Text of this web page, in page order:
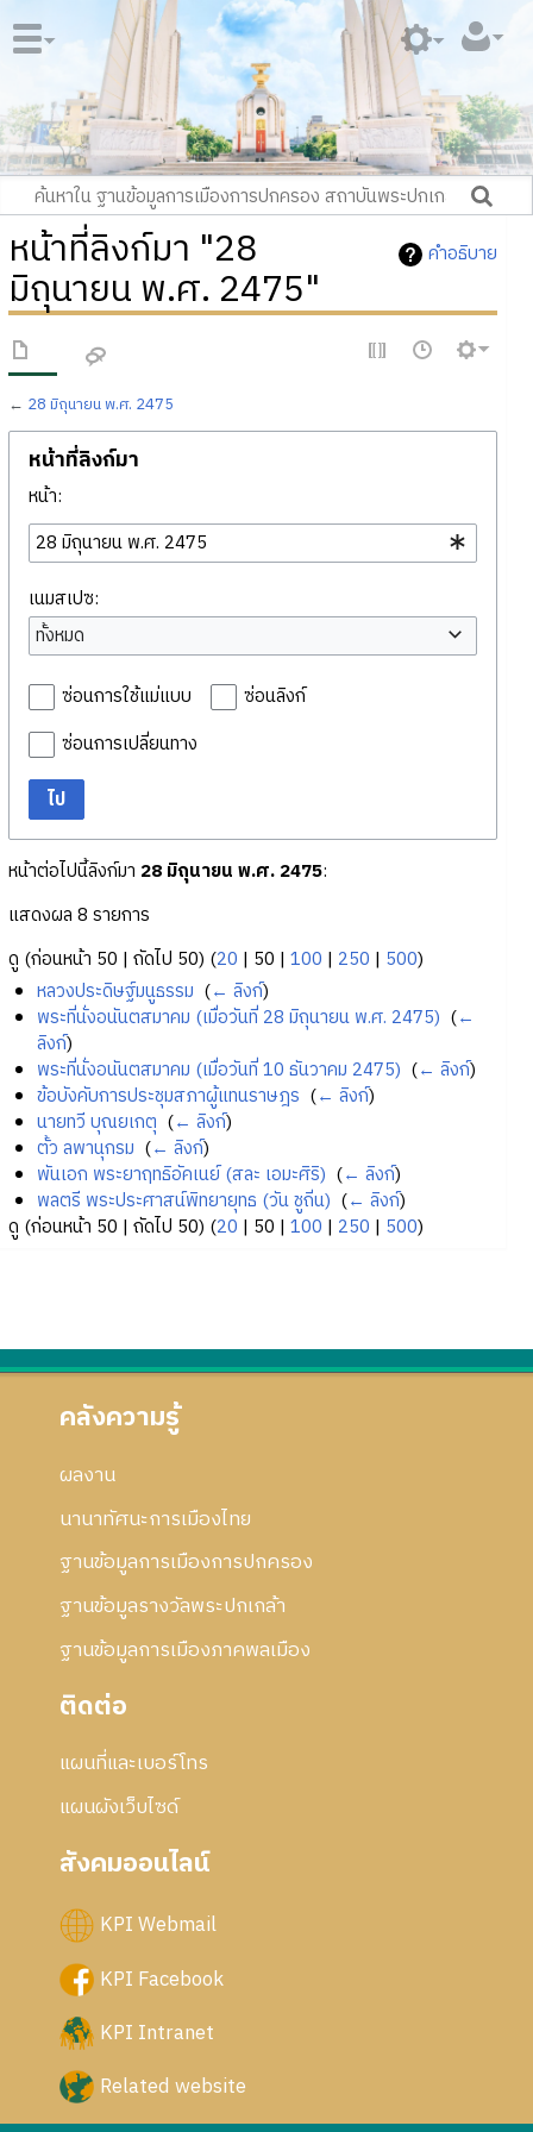
คำอธิบาย
หน้าที่ลิงก์มา "28
มิถุนายน พ.ศ. 2475"
← 28 มิถุนายน พ.ศ. 2475
หน้าที่ลิงก์มา
หน้า:
เนมสเปซ:
ทั้งหมด
ซ่อนการใช้แม่แบบ
ซ่อนลิงก์
ซ่อนการเปลี่ยนทาง
ไป
หน้าต่อไปนี้ลิงก์มา 28 มิถุนายน พ.ศ. 2475:
แสดงผล 8 รายการ
ดู (ก่อนหน้า 50 | ถัดไป 50) (20 | 50 | 100 | 250 | 500)
หลวงประดิษฐ์มนูธรรม (← ลิงก์)
พระที่นั่งอนันตสมาคม (เมื่อวันที่ 28 มิถุนายน พ.ศ. 2475) (←
ลิงก์)
พระที่นั่งอนันตสมาคม (เมื่อวันที่ 10 ธันวาคม 2475) (← ลิงก์)
ข้อบังคับการประชุมสภาผู้แทนราษฎร (← ลิงก์)
นายทวี บุณยเกตุ (← ลิงก์)
ตั้ว ลพานุกรม (← ลิงก์)
พันเอก พระยาฤทธิอัคเนย์ (สละ เอมะศิริ) (← ลิงก์)
พลตรี พระประศาสน์พิทยายุทธ (วัน ชูถิ่น) (← ลิงก์)
ดู (ก่อนหน้า 50 | ถัดไป 50) (20 | 50 | 100 | 250 | 500)
คลังความรู้
ผลงาน
นานาทัศนะการเมืองไทย
ฐานข้อมูลการเมืองการปกครอง
ฐานข้อมูลรางวัลพระปกเกล้า
ฐานข้อมูลการเมืองภาคพลเมือง
ติดต่อ
แผนที่และเบอร์โทร
แผนผังเว็บไซด์
สังคมออนไลน์
KPI Webmail
KPI Facebook
KPI Intranet
Related website